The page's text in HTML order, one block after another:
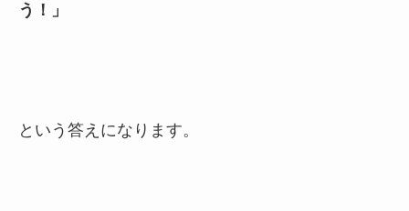
う！」
という答えになります。